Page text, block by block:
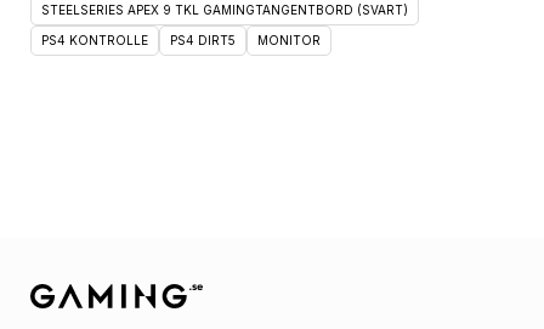
STEELSERIES APEX 9 TKL GAMINGTANGENTBORD (SVART)
PS4 KONTROLLE PS4 DIRT5 MONITOR